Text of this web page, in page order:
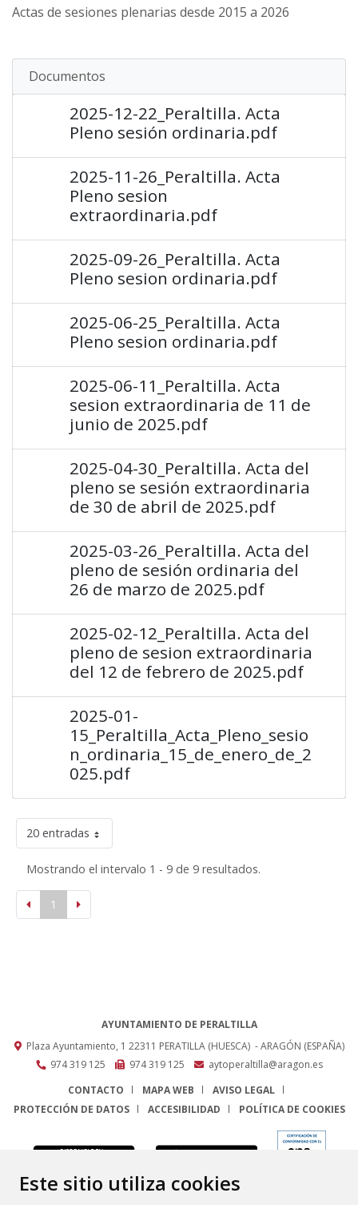
Este sitio utiliza cookies
Actas de sesiones plenarias desde 2015 a 2026
Documentos
2025-12-22_Peraltilla. Acta
Pleno sesión ordinaria.pdf
2025-11-26_Peraltilla. Acta
Pleno sesion
extraordinaria.pdf
2025-09-26_Peraltilla. Acta
Pleno sesion ordinaria.pdf
2025-06-25_Peraltilla. Acta
Pleno sesion ordinaria.pdf
2025-06-11_Peraltilla. Acta
sesion extraordinaria de 11 de
junio de 2025.pdf
2025-04-30_Peraltilla. Acta del
pleno se sesión extraordinaria
de 30 de abril de 2025.pdf
2025-03-26_Peraltilla. Acta del
pleno de sesión ordinaria del
26 de marzo de 2025.pdf
2025-02-12_Peraltilla. Acta del
pleno de sesion extraordinaria
del 12 de febrero de 2025.pdf
2025-01-
15_Peraltilla_Acta_Pleno_sesio
n_ordinaria_15_de_enero_de_2
025.pdf
20 entradas
Mostrando el intervalo 1 - 9 de 9 resultados.
1
AYUNTAMIENTO DE PERALTILLA
Plaza Ayuntamiento, 1 22311 PERATILLA (HUESCA) - ARAGÓN (ESPAÑA)
974 319 125
974 319 125
aytoperaltilla@aragon.es
CONTACTO
MAPA WEB
AVISO LEGAL
PROTECCIÓN DE DATOS
ACCESIBILIDAD POLÍTICA DE COOKIES